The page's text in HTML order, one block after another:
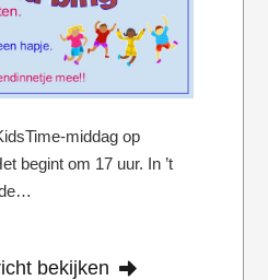
middag op
begint om 17 uur. In ’t
bekijken